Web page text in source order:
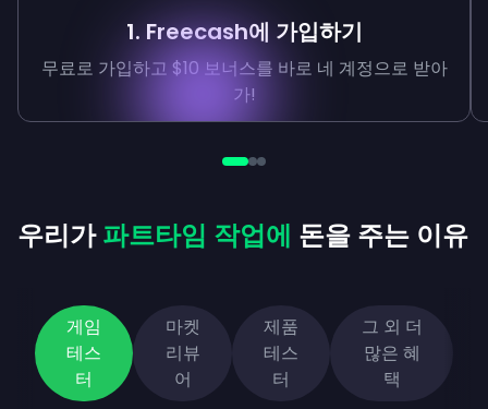
1. Freecash에 가입하기
무료로 가입하고 $10 보너스를 바로 네 계정으로 받아
가!
우리가파트타임 작업에 돈을 주는 이유
게임
테스
터
마켓
리뷰
어
제품
테스
터
그 외 더
많은 혜
택